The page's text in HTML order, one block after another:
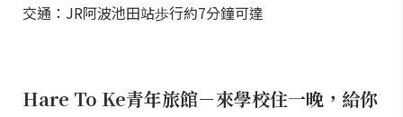
交通：JR阿波池田站歩行約7分鐘可達
Hare To Ke青年旅館－來學校住一晚，給你